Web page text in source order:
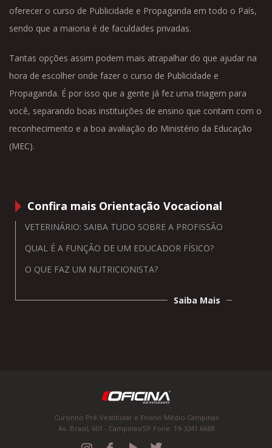
oferecer o curso de Publicidade e Propaganda em todo o País,
sendo que a maioria é de faculdades privadas.
Tantas opções assim podem mais atrapalhar do que ajudar na
hora de escolher onde fazer o curso de Publicidade e
Propaganda. É por isso que a gente já fez uma triagem para
você, separando boas instituições de ensino que contam com o
reconhecimento e a boa avaliação do Ministério da Educação
(MEC).
Confira mais Orientação Vocacional
VETERINÁRIO: SAIBA TUDO SOBRE A PROFISSÃO
QUAL É A FUNÇÃO DE UM EDUCADOR FÍSICO?
O QUE FAZ UM NUTRICIONISTA?
Saiba Mais
Cursinho Pré-Vestibular e Ensino Médio Campinas
Av. Brasil, 601 - Campinas/SP Fone: 19-3241.6688